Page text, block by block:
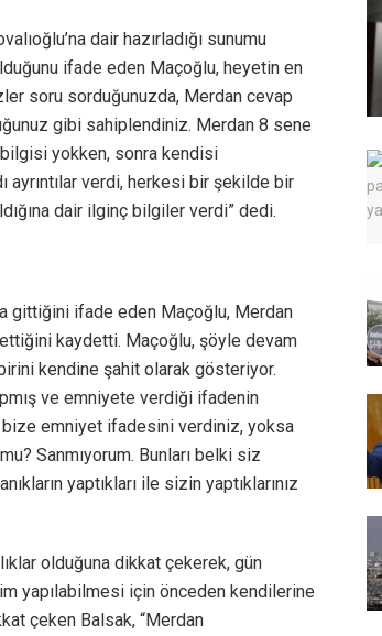
dair hazırladığı sunumu
ifade eden Maçoğlu, heyetin en
soru sorduğunuzda, Merdan cevap
gibi sahiplendiniz. Merdan 8 sene
bilgisi yokken, sonra kendisi
ayrıntılar verdi, herkesi bir şekilde bir
dair ilginç bilgiler verdi” dedi.
gittiğini ifade eden Maçoğlu, Merdan
ettiğini kaydetti. Maçoğlu, şöyle devam
kendine şahit olarak gösteriyor.
ve emniyete verdiği ifadenin
bize emniyet ifadesini verdiniz, yoksa
Sanmıyorum. Bunları belki siz
yaptıkları ile sizin yaptıklarınız
olduğuna dikkat çekerek, gün
yapılabilmesi için önceden kendilerine
çeken Balsak, “Merdan